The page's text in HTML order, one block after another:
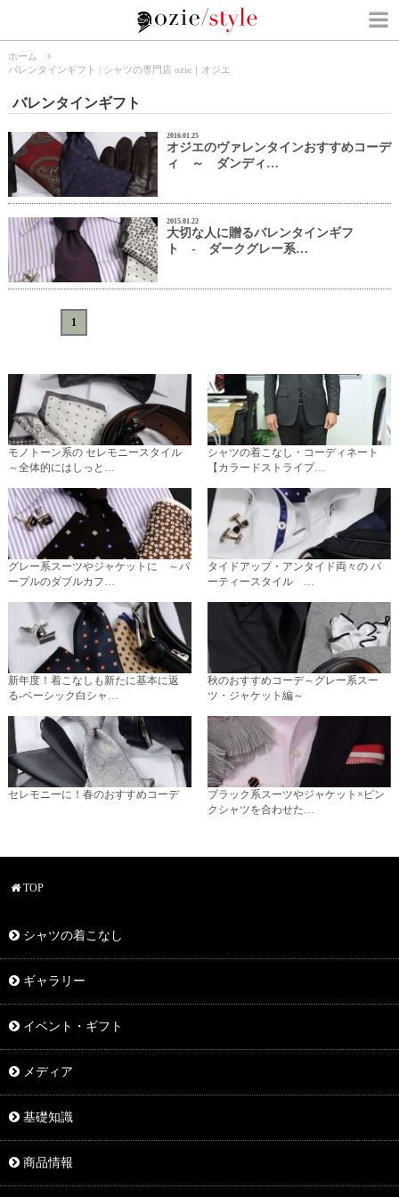
ホーム
バレンタインギフト | シャツの専門店 ozie｜オジエ
バレンタインギフト
2016.01.25
オジエのヴァレンタインおすすめコーデ
ィ ～ ダンディ…
2015.01.22
大切な人に贈るバレンタインギフ
ト - ダークグレー系…
1
モノトーン系の セレモニースタイル
～全体的にはしっと…
シャツの着こなし・コーディネート
【カラードストライプ…
グレー系スーツやジャケットに ～パ
ープルのダブルカフ…
タイドアップ・アンタイド両々の パ
ーティースタイル …
新年度！着こなしも新たに基本に返
る-ベーシック白シャ…
秋のおすすめコーデ～グレー系スー
ツ・ジャケット編～
セレモニーに！春のおすすめコーデ
ブラック系スーツやジャケット×ピン
クシャツを合わせた…
TOP
シャツの着こなし
ギャラリー
イベント・ギフト
メディア
基礎知識
商品情報